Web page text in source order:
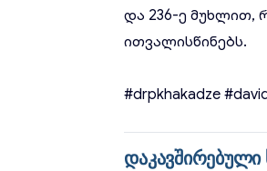
და 236-ე მუხლით,
ითვალისწინებს.
#drpkhakadze
დაკავშირებული